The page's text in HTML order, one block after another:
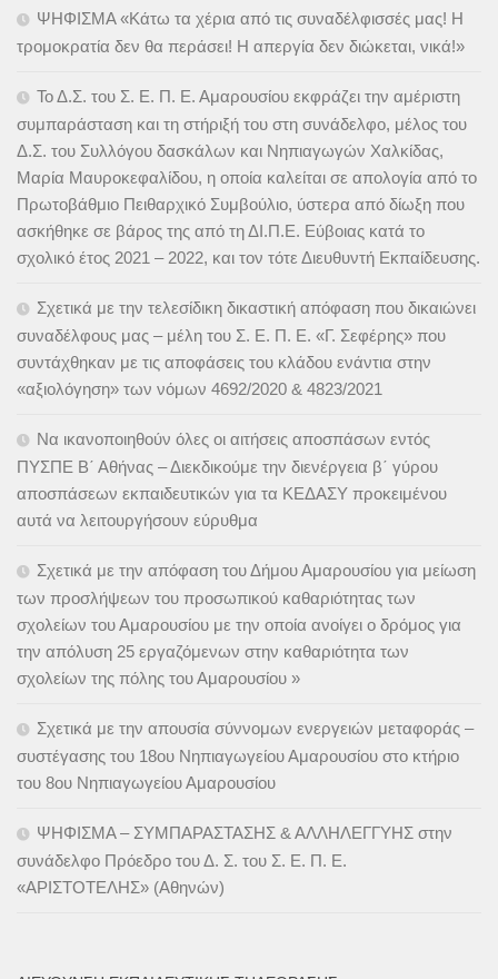
ΨΗΦΙΣΜΑ «Κάτω τα χέρια από τις συναδέλφισσές μας! Η
τρομοκρατία δεν θα περάσει! Η απεργία δεν διώκεται, νικά!»
Το Δ.Σ. του Σ. Ε. Π. Ε. Αμαρουσίου εκφράζει την αμέριστη
συμπαράσταση και τη στήριξή του στη συνάδελφο, μέλος του
Δ.Σ. του Συλλόγου δασκάλων και Νηπιαγωγών Χαλκίδας,
Μαρία Μαυροκεφαλίδου, η οποία καλείται σε απολογία από το
Πρωτοβάθμιο Πειθαρχικό Συμβούλιο, ύστερα από δίωξη που
ασκήθηκε σε βάρος της από τη ΔΙ.Π.Ε. Εύβοιας κατά το
σχολικό έτος 2021 – 2022, και τον τότε Διευθυντή Εκπαίδευσης.
Σχετικά με την τελεσίδικη δικαστική απόφαση που δικαιώνει
συναδέλφους μας – μέλη του Σ. Ε. Π. Ε. «Γ. Σεφέρης» που
συντάχθηκαν με τις αποφάσεις του κλάδου ενάντια στην
«αξιολόγηση» των νόμων 4692/2020 & 4823/2021
Να ικανοποιηθούν όλες οι αιτήσεις αποσπάσων εντός
ΠΥΣΠΕ Β΄ Αθήνας – Διεκδικούμε την διενέργεια β΄ γύρου
αποσπάσεων εκπαιδευτικών για τα ΚΕΔΑΣΥ προκειμένου
αυτά να λειτουργήσουν εύρυθμα
Σχετικά με την απόφαση του Δήμου Αμαρουσίου για μείωση
των προσλήψεων του προσωπικού καθαριότητας των
σχολείων του Αμαρουσίου με την οποία ανοίγει ο δρόμος για
την απόλυση 25 εργαζόμενων στην καθαριότητα των
σχολείων της πόλης του Αμαρουσίου »
Σχετικά με την απουσία σύννομων ενεργειών μεταφοράς –
συστέγασης του 18ου Νηπιαγωγείου Αμαρουσίου στο κτήριο
του 8ου Νηπιαγωγείου Αμαρουσίου
ΨΗΦΙΣΜΑ – ΣΥΜΠΑΡΑΣΤΑΣΗΣ & ΑΛΛΗΛΕΓΓΥΗΣ στην
συνάδελφο Πρόεδρο του Δ. Σ. του Σ. Ε. Π. Ε.
«ΑΡΙΣΤΟΤΕΛΗΣ» (Αθηνών)